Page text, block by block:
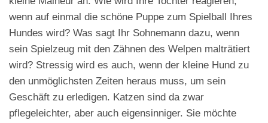
wenn auf einmal die schöne Puppe zum Spielball Ihres
Hundes wird? Was sagt Ihr Sohnemann dazu, wenn
sein Spielzeug mit den Zähnen des Welpen malträtiert
wird? Stressig wird es auch, wenn der kleine Hund zu
den unmöglichsten Zeiten heraus muss, um sein
Geschäft zu erledigen. Katzen sind da zwar
pflegeleichter, aber auch eigensinniger. Sie möchte